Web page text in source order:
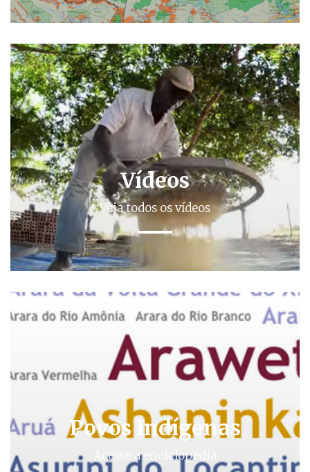
Vídeos
Veja todos os vídeos
Povos Indígenas
Acesse a enciclopédia